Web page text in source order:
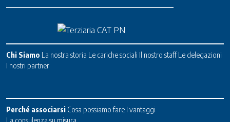
Chi Siamo La nostra storia Le cariche sociali Il nostro staff Le delegazioni
I nostri partner
Perché associarsi Cosa possiamo fare I vantaggi
La consulenza su misura